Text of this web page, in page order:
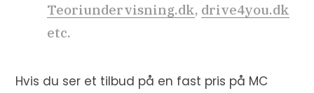
Teoriundervisning.dk, drive4you.dk
etc.
Hvis du ser et tilbud på en fast pris på MC